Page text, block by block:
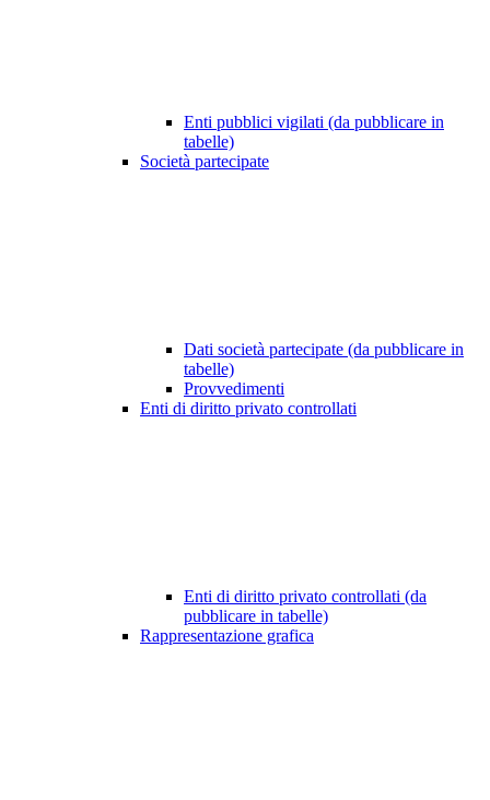
Enti pubblici vigilati (da pubblicare in
tabelle)
Società partecipate
Dati società partecipate (da pubblicare in
tabelle)
Provvedimenti
Enti di diritto privato controllati
Enti di diritto privato controllati (da
pubblicare in tabelle)
Rappresentazione grafica